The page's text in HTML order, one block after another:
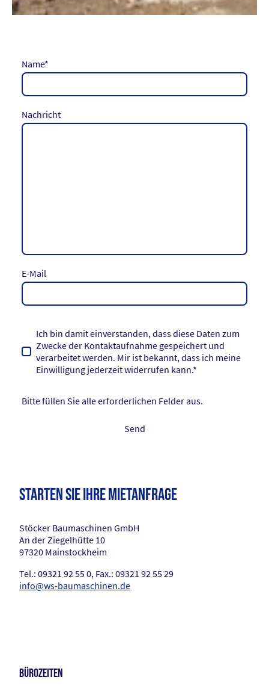
Name*
Nachricht
E-Mail
Ich bin damit einverstanden, dass diese Daten zum
Zwecke der Kontaktaufnahme gespeichert und
verarbeitet werden. Mir ist bekannt, dass ich meine
Einwilligung jederzeit widerrufen kann.*
Bitte füllen Sie alle erforderlichen Felder aus.
Send
Starten Sie Ihre Mietanfrage
Stöcker Baumaschinen GmbH
An der Ziegelhütte 10
97320 Mainstockheim
Tel.: 09321 92 55 0, Fax.: 09321 92 55 29
info@ws-baumaschinen.de
BÜROZEITEN